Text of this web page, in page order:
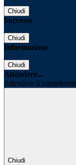
Chiudi
Successo
Chiudi
Informazione
Chiudi
Attendere...
Attendere il
Chiudi